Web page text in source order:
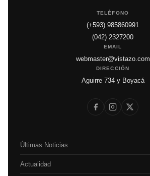
TELÉFONO
(+593) 985860991
(042) 2327200
EMAIL
webmaster@vistazo.com
DIRECCIÓN
Aguirre 734 y Boyacá
Últimas Noticias
Actualidad